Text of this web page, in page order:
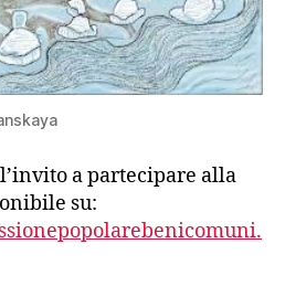
a partecipare alla
su: